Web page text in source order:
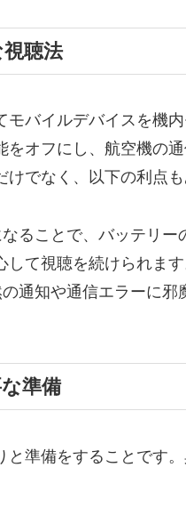
聴法
バイルデバイスを機
オフにし、航空機の
でなく、以下の利点も
なることで、バッテリ
て視聴を続けられます
通知や通信エラーに
準備
と準備をすることです